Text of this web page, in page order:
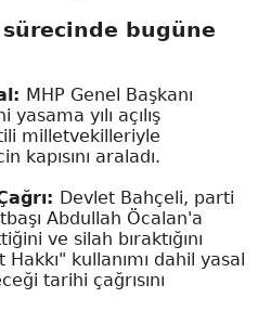
bugüne
MHP Genel Başkanı
yılı açılış
milletvekilleriyle
kapısını araladı.
Devlet Bahçeli, parti
Abdullah Öcalan'a
ve silah bıraktığını
Hakkı" kullanımı dahil yasal
tarihi çağrısını